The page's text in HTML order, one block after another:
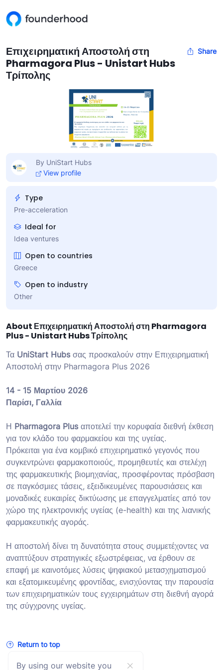
Επιχειρηματική Αποστολή στη
Pharmagora Plus - Unistart Hubs
Τρίπολης
Share
By UniStart Hubs
View profile
Type
Pre-acceleration
Ideal for
Idea ventures
Open to countries
Greece
Open to industry
Other
About Επιχειρηματική Αποστολή στη Pharmagora
Plus - Unistart Hubs Τρίπολης
Τα UniStart Hubsσας προσκαλούν στην Επιχειρηματική
Αποστολή στην Pharmagora Plus 2026
14 - 15 Μαρτίου 2026
Παρίσι, Γαλλία
Η Pharmagora Plusαποτελεί την κορυφαία διεθνή έκθεση
για τον κλάδο του φαρμακείου και της υγείας.
Πρόκειται για ένα κομβικό επιχειρηματικό γεγονός που
συγκεντρώνει φαρμακοποιούς, προμηθευτές και στελέχη
της φαρμακευτικής βιομηχανίας, προσφέροντας πρόσβαση
σε παγκόσμιες τάσεις, εξειδικευμένες παρουσιάσεις και
μοναδικές ευκαιρίες δικτύωσης με επαγγελματίες από τον
χώρο της ηλεκτρονικής υγείας (e-health) και της λιανικής
φαρμακευτικής αγοράς.
Η αποστολή δίνει τη δυνατότητα στους συμμετέχοντες να
αναπτύξουν στρατηγικές εξωστρέφειας, να έρθουν σε
επαφή με καινοτόμες λύσεις ψηφιακού μετασχηματισμού
και εξατομικευμένης φροντίδας, ενισχύοντας την παρουσία
των επιχειρηματικών τους εγχειρημάτων στη διεθνή αγορά
της σύγχρονης υγείας.
Return to top
By using our website you